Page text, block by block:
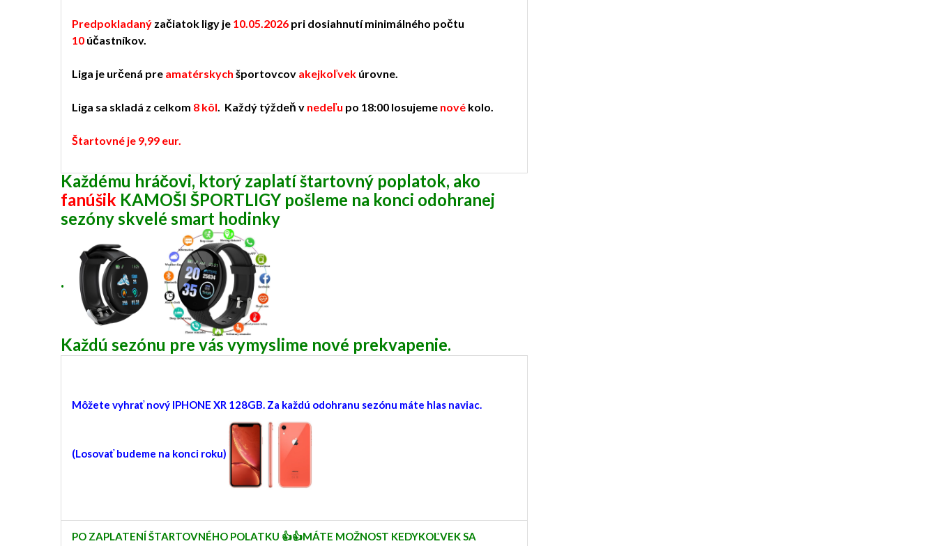
Predpokladaný začiatok ligy je 10.05.2026 pri dosiahnutí minimálného počtu
10 účastníkov.
Liga je určená pre amatérskych športovcov akejkoľvek úrovne.
Liga sa skladá z celkom 8 kôl. Každý týždeň v nedeľu po 18:00 losujeme nové kolo.
Štartovné je 9,99 eur.
Každému hráčovi, ktorý zaplatí štartovný poplatok, ako
fanúšik KAMOŠI ŠPORTLIGY pošleme na konci odohranej
sezóny skvelé smart hodinky
.
Každú sezónu pre vás vymyslime nové prekvapenie.
Môžete vyhrať nový IPHONE XR 128GB. Za každú odohranu sezónu máte hlas naviac.
(Losovať budeme na konci roku)
PO ZAPLATENÍ ŠTARTOVNÉHO POLATKU 👍👍MÁTE MOŽNOST KEDYKOĽVEK SA